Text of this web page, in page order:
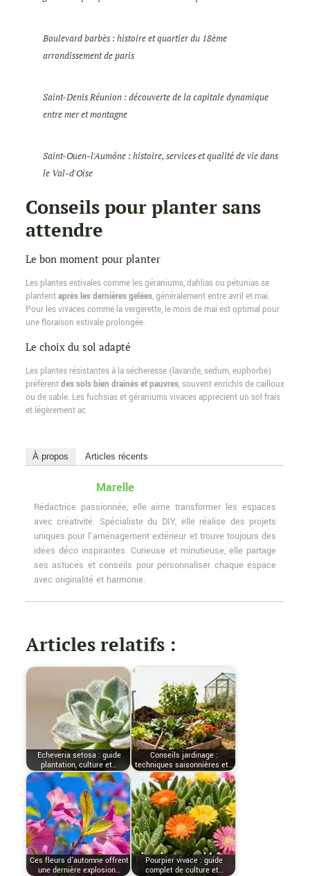
Boulevard barbès : histoire et quartier du 18ème
arrondissement de paris
Saint-Denis Réunion : découverte de la capitale dynamique
entre mer et montagne
Saint-Ouen-l'Aumône : histoire, services et qualité de vie dans
le Val-d'Oise
Conseils pour planter sans
attendre
Le bon moment pour planter
Les plantes estivales comme les géraniums, dahlias ou pétunias se
plantentaprès les dernières gelées, généralement entre avril et mai.
Pour les vivaces comme la vergerette, le mois de mai est optimal pour
une floraison estivale prolongée.
Le choix du sol adapté
Les plantes résistantes à la sécheresse (lavande, sedum, euphorbe)
préfèrentdes sols bien drainés et pauvres, souvent enrichis de cailloux
ou de sable. Les fuchsias et géraniums vivaces apprécient un sol frais
et légèrement ac
À propos Articles récents
Marelle
Rédactrice passionnée, elle aime transformer les espaces
avec créativité. Spécialiste du DIY, elle réalise des projets
uniques pour l'aménagement extérieur et trouve toujours des
idées déco inspirantes. Curieuse et minutieuse, elle partage
ses astuces et conseils pour personnaliser chaque espace
avec originalité et harmonie.
Articles relatifs :
Echeveria setosa : guide
plantation, culture et…
Conseils jardinage :
techniques saisonnières et…
Ces fleurs d’automne offrent
une dernière explosion…
Pourpier vivace : guide
complet de culture et…